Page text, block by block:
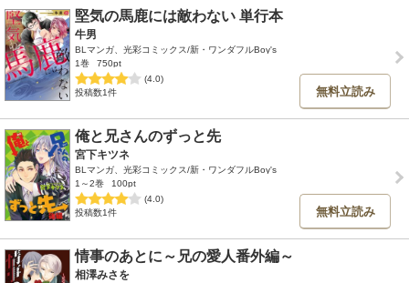
堅気の馬鹿には敵わない 単行本
牛男
BLマンガ、光彩コミックス/新・ワンダフルBoy's
1巻
750pt
(4.0)
投稿数1件
無料立読み
俺と兄さんのずっと先
宮下キツネ
BLマンガ、光彩コミックス/新・ワンダフルBoy's
1～2巻
100pt
(4.0)
投稿数1件
無料立読み
情事のあとに～兄の愛人番外編～
相澤みさを